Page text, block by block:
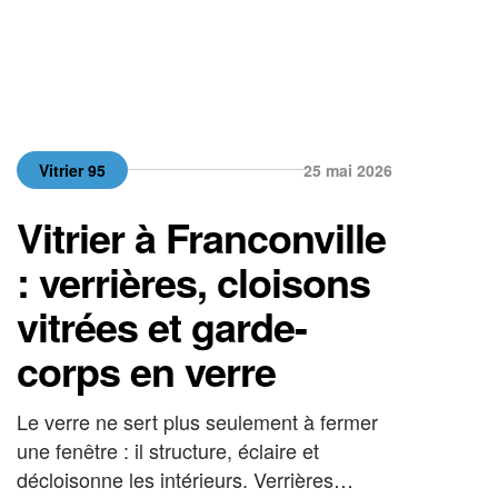
Vitrier 95 25 mai 2026
Vitrier à Franconville
: verrières, cloisons
vitrées et garde-
corps en verre
Le verre ne sert plus seulement à fermer
une fenêtre : il structure, éclaire et
décloisonne les intérieurs. Verrières